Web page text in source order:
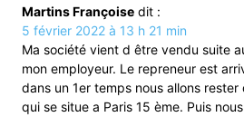
Martins Françoise dit :
5 février 2022 à 13 h 21 min
Ma société vient d être vendu suite
mon employeur. Le repreneur est
dans un 1er temps nous allons
qui se situe a Paris 15 ème. Puis